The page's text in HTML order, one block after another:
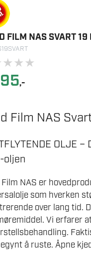
FILM NAS SVART 19
★★★
,-
Film NAS
OLJE
oljen
Film NAS er
som hverken
over lang tid.
Vi erfarer
å ruste. Åpne